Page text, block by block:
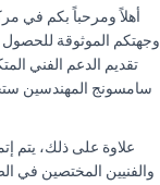
أهلاً ومرحباً بكم في
وجهتكم الموثوقة للحصول
تقديم الدعم الفني
سامسونج المهندسين
علاوة على ذلك، يتم
والفنيين المختصين في